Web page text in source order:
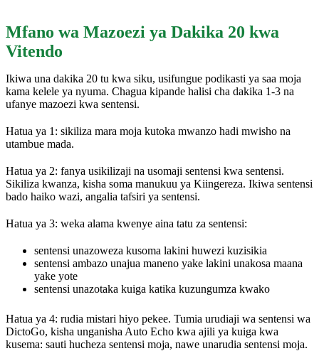
Mfano wa Mazoezi ya Dakika 20 kwa
Vitendo
Ikiwa una dakika 20 tu kwa siku, usifungue podikasti ya saa moja
kama kelele ya nyuma. Chagua kipande halisi cha dakika 1-3 na
ufanye mazoezi kwa sentensi.
Hatua ya 1: sikiliza mara moja kutoka mwanzo hadi mwisho na
utambue mada.
Hatua ya 2: fanya usikilizaji na usomaji sentensi kwa sentensi.
Sikiliza kwanza, kisha soma manukuu ya Kiingereza. Ikiwa sentensi
bado haiko wazi, angalia tafsiri ya sentensi.
Hatua ya 3: weka alama kwenye aina tatu za sentensi:
sentensi unazoweza kusoma lakini huwezi kuzisikia
sentensi ambazo unajua maneno yake lakini unakosa maana
yake yote
sentensi unazotaka kuiga katika kuzungumza kwako
Hatua ya 4: rudia mistari hiyo pekee. Tumia urudiaji wa sentensi wa
DictoGo, kisha unganisha Auto Echo kwa ajili ya kuiga kwa
kusema: sauti hucheza sentensi moja, nawe unarudia sentensi moja.